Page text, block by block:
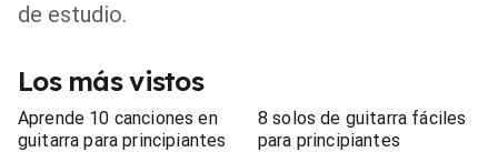
de estudio.
Los más vistos
Aprende 10 canciones en
guitarra para principiantes
8 solos de guitarra fáciles
para principiantes